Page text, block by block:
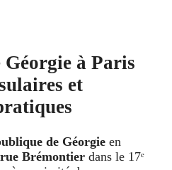
Géorgie à Paris
et
de Géorgie en
Brémontier dans le 17ᵉ